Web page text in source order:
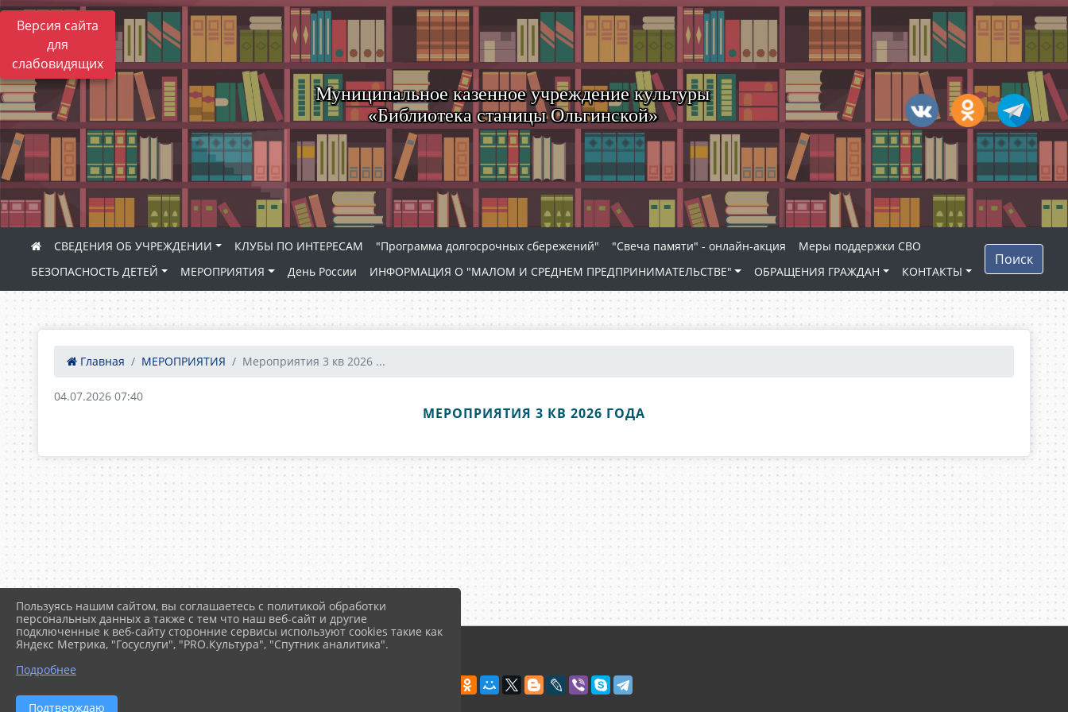
Версия сайта
для
слабовидящих
Муниципальное казенное учреждение культуры
«Библиотека станицы Ольгинской»
СВЕДЕНИЯ ОБ УЧРЕЖДЕНИИ КЛУБЫ ПО ИНТЕРЕСАМ "Программа долгосрочных сбережений" "Свеча памяти" - онлайн-акция
Меры поддержки СВО
БЕЗОПАСНОСТЬ ДЕТЕЙ
МЕРОПРИЯТИЯ День России ИНФОРМАЦИЯ О "МАЛОМ И СРЕДНЕМ ПРЕДПРИНИМАТЕЛЬСТВЕ" ОБРАЩЕНИЯ ГРАЖДАН КОНТАКТЫ
Поиск
Главная МЕРОПРИЯТИЯ Мероприятия 3 кв 2026 ...
04.07.2026 07:40
МЕРОПРИЯТИЯ 3 КВ 2026 ГОДА
Пользуясь нашим сайтом, вы соглашаетесь с политикой обработки
персональных данных а также с тем что наш веб-сайт и другие
подключенные к веб-сайту сторонние сервисы используют cookies такие как
Яндекс Метрика, "Госуслуги", "PRO.Культура", "Спутник аналитика".
Подробнее
Подтверждаю